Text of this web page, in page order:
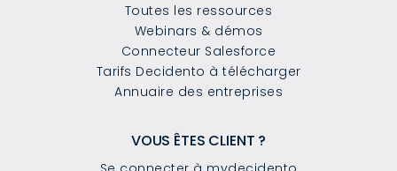
Toutes les ressources
Webinars & démos
Connecteur Salesforce
Tarifs Decidento à télécharger
Annuaire des entreprises
VOUS ÊTES CLIENT ?